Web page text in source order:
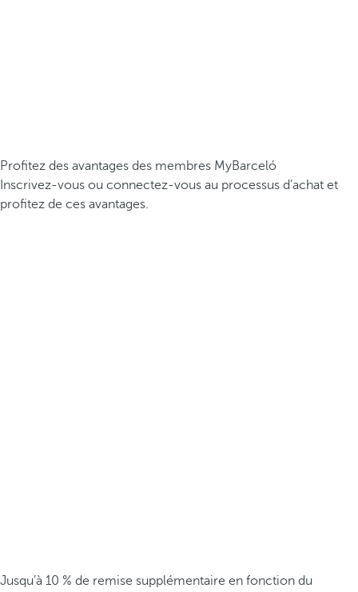
Profitez des avantages des membres MyBarceló
Inscrivez-vous ou connectez-vous au processus d’achat et
profitez de ces avantages.
Jusqu’à 10 % de remise supplémentaire en fonction du